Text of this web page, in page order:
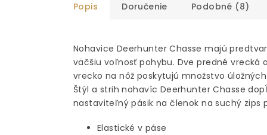
Popis Doručenie Podobné (8)
Nohavice Deerhunter Chasse majú
väčšiu voľnosť pohybu. Dve predné vrecká
vrecko na nôž poskytujú množstvo
Štýl a strih nohavíc Deerhunter Chasse
nastaviteľný pásik na členok na suchý zips
Elastické v páse